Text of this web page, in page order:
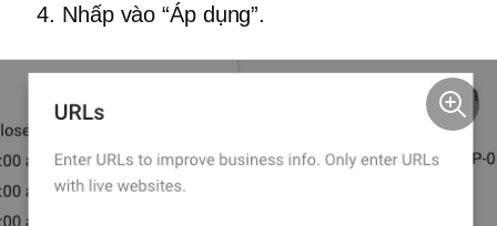
Nhấp vào “Áp dụng”.